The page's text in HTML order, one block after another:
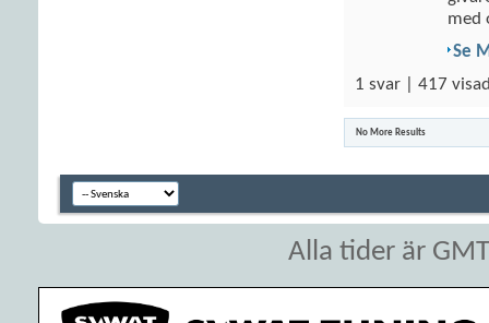
med
Se
1 svar | 417
No More Results
Alla tider är